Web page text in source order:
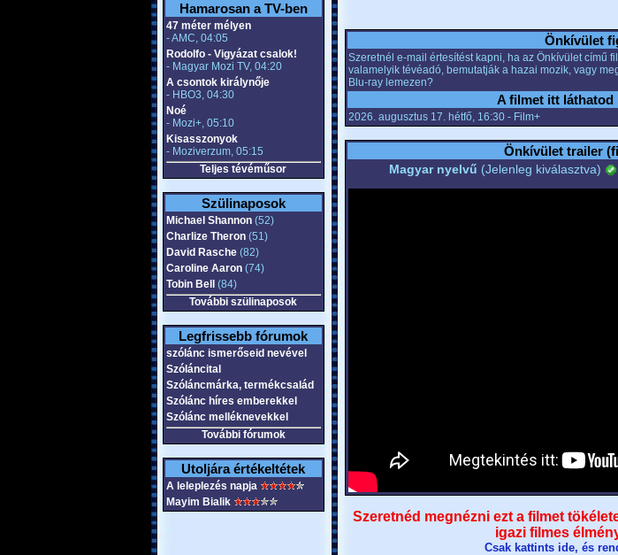
Hamarosan a TV-ben
47 méter mélyen
- AMC, 04:05
Rodolfo - Vigyázat csalok!
- Magyar Mozi TV, 04:20
A csontok királynője
- HBO3, 04:30
Noé
- Mozi+, 05:10
Kisasszonyok
- Moziverzum, 05:15
Teljes tévéműsor
Szülinaposok
Michael Shannon(52)
Charlize Theron(51)
David Rasche(82)
Caroline Aaron(74)
Tobin Bell
(84)
További szülinaposok
Legfrissebb fórumok
szólánc ismerőseid nevével
Szóláncital
Szóláncmárka, termékcsalád
Szólánc híres emberekkel
Szólánc melléknevekkel
További fórumok
Utoljára értékeltétek
A leleplezés napja
Mayim Bialik
Önkívület
Szeretnél e-mail értesítést kapni, ha az Önkívület című
valamelyik tévéadó, bemutatják a hazai mozik, vagy
Blu-ray lemezen?
A filmet itt láthatod
2026. augusztus 17. hétfő, 16:30 - Film+
Önkívület trailer
Magyar nyelvű (Jelenleg kiválasztva)
Szeretnéd megnézni ezt a filmet
igazi filmes
Csak kattints ide, és